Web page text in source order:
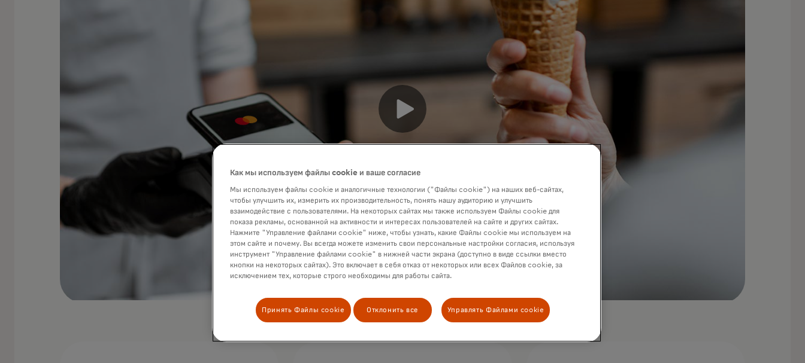
Как мы используем файлы cookie и ваше согласие
Мы используем файлы cookie и аналогичные технологии ("Файлы cookie") на наших веб-сайтах,
чтобы улучшить их, измерить их производительность, понять нашу аудиторию и улучшить
взаимодействие с пользователями. На некоторых сайтах мы также используем Файлы cookie для
показа рекламы, основанной на активности и интересах пользователей на сайте и других сайтах.
Нажмите "Управление файлами cookie" ниже, чтобы узнать, какие Файлы cookie мы используем на
этом сайте и почему. Вы всегда можете изменить свои персональные настройки согласия, используя
инструмент "Управление файлами cookie" в нижней части экрана (доступно в виде ссылки вместо
кнопки на некоторых сайтах). Это включает в себя отказ от некоторых или всех Файлов cookie, за
исключением тех, которые строго необходимы для работы сайта.
Принять Файлы cookie Отклонить все Управлять Файлами cookie